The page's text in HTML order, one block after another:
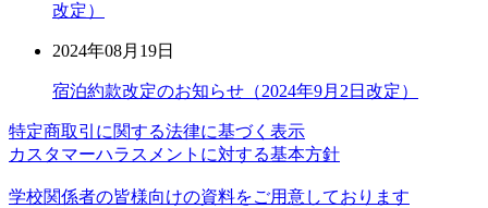
改定）
2024年08月19日
宿泊約款改定のお知らせ（2024年9月2日改定）
特定商取引に関する法律に基づく表示
カスタマーハラスメントに対する基本方針
学校関係者の皆様向けの資料をご用意しております